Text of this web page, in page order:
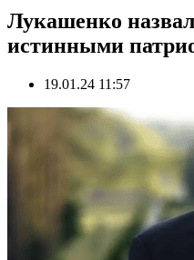
Лукашенко
истинными
19.01.24 11:57